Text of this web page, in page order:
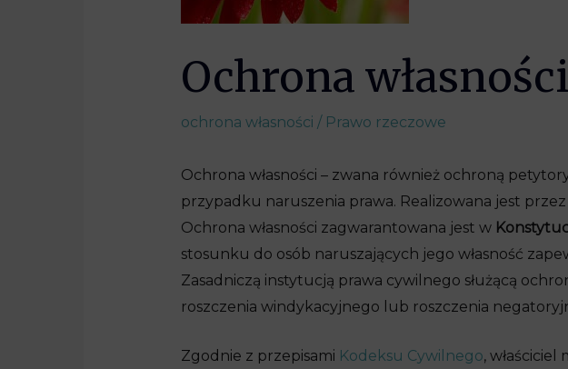
Ochrona własności
ochrona własności / Prawo rzeczowe
Ochrona własności – zwana również ochroną
przypadku naruszenia prawa. Realizowana jest
Ochrona własności zagwarantowana jest w
stosunku do osób naruszających jego własność
Zasadniczą instytucją prawa cywilnego służącą
roszczenia windykacyjnego lub roszczenia
Zgodnie z przepisami Kodeksu Cywilnego,